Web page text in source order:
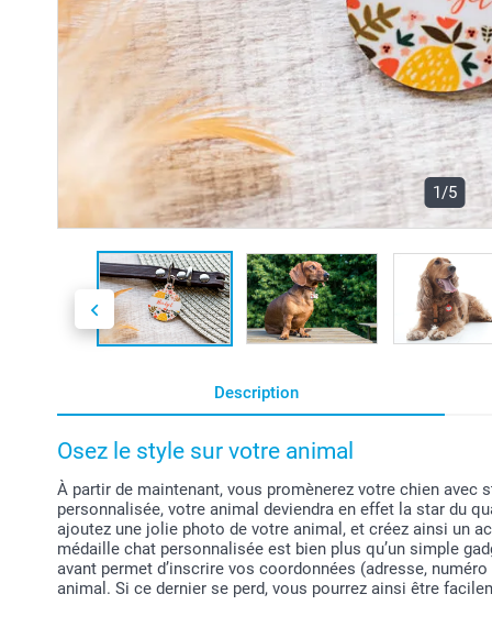
1/5
Description
Osez le style sur votre animal
À partir de maintenant, vous promènerez votre chien avec
personnalisée, votre animal deviendra en effet la star du
ajoutez une jolie photo de votre animal, et créez ainsi un
médaille chat personnalisée est bien plus qu’un simple
avant permet d’inscrire vos coordonnées (adresse,
animal. Si ce dernier se perd, vous pourrez ainsi être